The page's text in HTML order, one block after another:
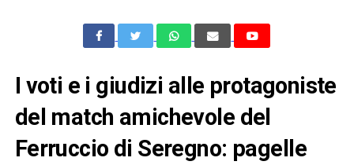
I voti e i giudizi alle protagoniste
del match amichevole del
Ferruccio di Seregno: pagelle